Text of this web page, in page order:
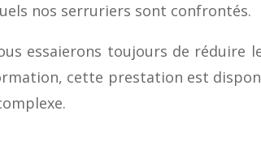
nos serruriers sont confrontés.
essaierons toujours de
cette prestation est